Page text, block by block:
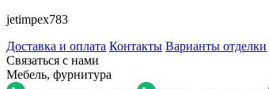
jetimpex783
Доставка и оплата Контакты Варианты отделки
Связаться с нами
Мебель, фурнитура